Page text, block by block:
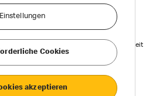
Rights Erklärung zur Barrierefreiheit
Einstellungen
Alle Rechte vorbehalten.
Einstellungen
Cookies
akzeptieren